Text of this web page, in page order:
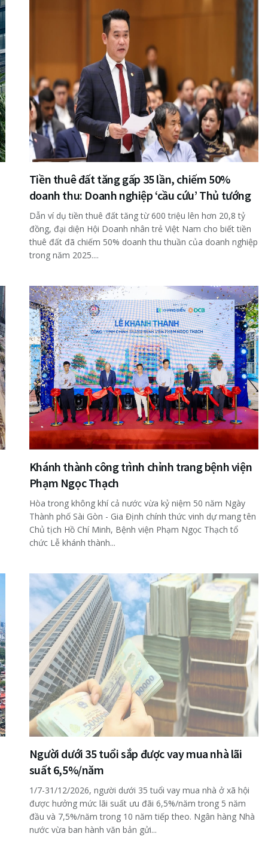
Tiền thuê đất tăng gấp 35 lần, chiếm 50%
doanh thu: Doanh nghiệp ‘cầu cứu’ Thủ tướng
Dẫn ví dụ tiền thuê đất tăng từ 600 triệu lên hơn 20,8 tỷ
đồng, đại diện Hội Doanh nhân trẻ Việt Nam cho biết tiền
thuê đất đã chiếm 50% doanh thu thuần của doanh nghiệp
trong năm 2025....
Khánh thành công trình chỉnh trang bệnh viện
Phạm Ngọc Thạch
Hòa trong không khí cả nước vừa kỷ niệm 50 năm Ngày
Thành phố Sài Gòn - Gia Định chính thức vinh dự mang tên
Chủ tịch Hồ Chí Minh, Bệnh viện Phạm Ngọc Thạch tổ
chức Lễ khánh thành...
Người dưới 35 tuổi sắp được vay mua nhà lãi
suất 6,5%/năm
1/7-31/12/2026, người dưới 35 tuổi vay mua nhà ở xã hội
được hưởng mức lãi suất ưu đãi 6,5%/năm trong 5 năm
đầu và 7,5%/năm trong 10 năm tiếp theo. Ngân hàng Nhà
nước vừa ban hành văn bản gửi...